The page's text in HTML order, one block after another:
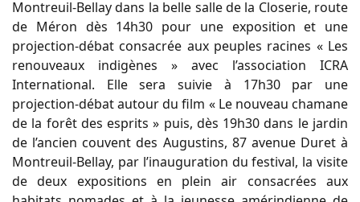
Montreuil-Bellay dans la belle salle de la Closerie, route
de Méron dès 14h30 pour une exposition et une
projection-débat consacrée aux peuples racines « Les
renouveaux indigènes » avec l’association ICRA
International. Elle sera suivie à 17h30 par une
projection-débat autour du film « Le nouveau chamane
de la forêt des esprits » puis, dès 19h30 dans le jardin
de l’ancien couvent des Augustins, 87 avenue Duret à
Montreuil-Bellay, par l’inauguration du festival, la visite
de deux expositions en plein air consacrées aux